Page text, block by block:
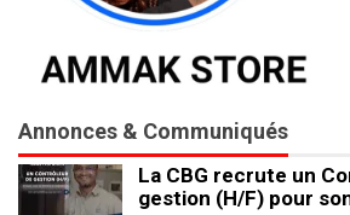
Annonces & Communiqués
La CBG recrute un
gestion (H/F) pour